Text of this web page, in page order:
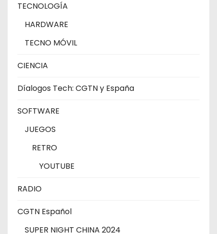
TECNOLOGÍA
HARDWARE
TECNO MÓVIL
CIENCIA
Díalogos Tech: CGTN y España
SOFTWARE
JUEGOS
RETRO
YOUTUBE
RADIO
CGTN Español
SUPER NIGHT CHINA 2024